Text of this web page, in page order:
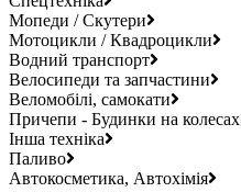
Мопеди / Скутери
Мотоцикли / Квадроцикли
Водний транспорт
Велосипеди та запчастини
Веломобілі, самокати
Причепи - Будинки на колесах
Інша техніка
Паливо
Автокосметика, Автохімія